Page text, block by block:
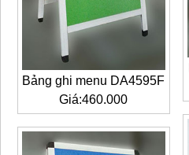
Bảng ghi menu DA4595F
Giá:460.000